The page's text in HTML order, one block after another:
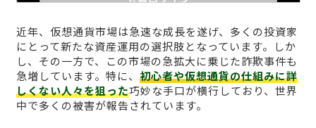
近年、仮想通貨市場は急速な成長を遂げ、多くの投資家
にとって新たな資産運用の選択肢となっています。しか
し、その一方で、この市場の急拡大に乗じた詐欺事件も
急増しています。特に、 初心者や仮想通貨の仕組みに詳
しくない人々を狙った巧妙な手口が横行しており、世界
中で多くの被害が報告されています。